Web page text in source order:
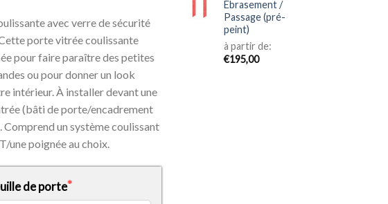
avec verre de sécurité
porte vitrée coulissante
pour faire paraître des petites
ou pour donner un look
intérieur. À installer devant une
(bâti de porte/encadrement
Comprend un système coulissant
une poignée au choix.
de porte
Ébrasement /
Passage (pré-
peint)
à partir de:
€195,00